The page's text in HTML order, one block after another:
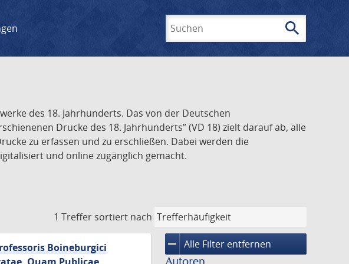
search
des 18. Jahrhunderts. Das von der Deutschen
Drucke des 18. Jahrhunderts” (VD 18) zielt darauf ab, alle
zu erfassen und zu erschließen. Dabei werden die
und online zugänglich gemacht.
1 Treffer sortiert nach
remove Alle Filter entfernen
Boineburgici